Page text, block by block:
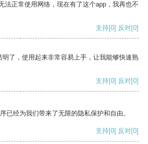
法正常使用网络，现在有了这个app，我再也不
支持[0] 反对[0]
了，使用起来非常容易上手，让我能够快速熟
支持[0] 反对[0]
已经为我们带来了无限的隐私保护和自由。
支持[0] 反对[0]